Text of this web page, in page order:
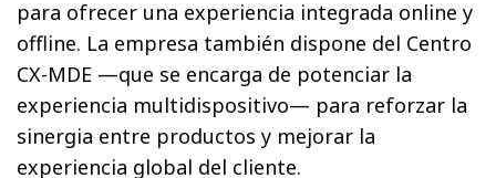
para ofrecer una experiencia integrada online y
offline. La empresa también dispone del Centro
CX-MDE —que se encarga de potenciar la
experiencia multidispositivo— para reforzar la
sinergia entre productos y mejorar la
experiencia global del cliente.